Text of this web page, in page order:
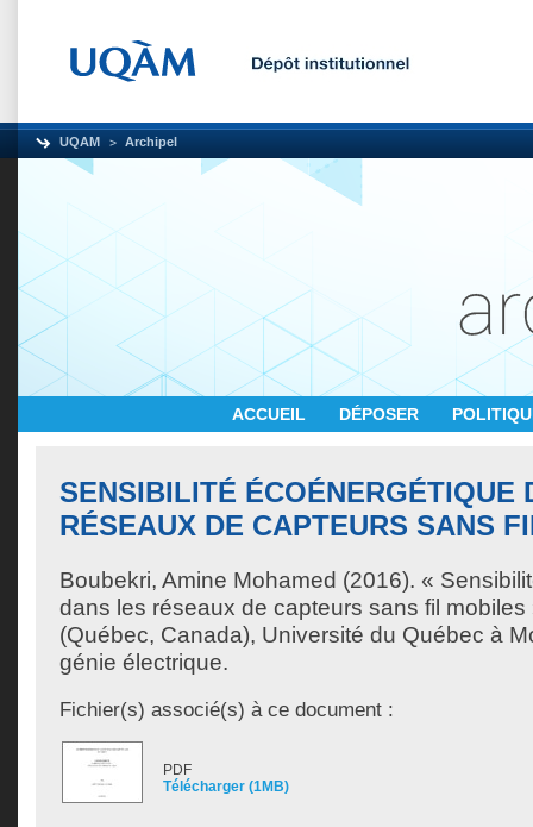
UQAM Archipel
ACCUEIL DÉPOSER
SENSIBILITÉ ÉCOÉNERGÉTIQUE
RÉSEAUX DE CAPTEURS SANS
Boubekri, Amine Mohamed (2016). «
dans les réseaux de capteurs sans fil
(Québec, Canada), Université du Québec à
génie électrique.
Fichier(s) associé(s) à ce document :
PDF
Télécharger (1MB)